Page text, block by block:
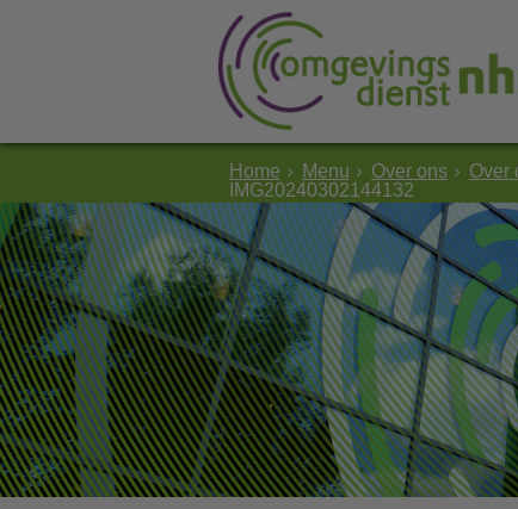
Home Menu Over ons Over
IMG20240302144132